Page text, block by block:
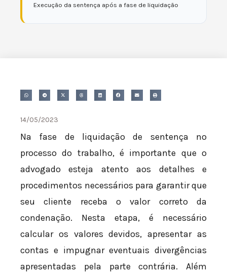
Execução da sentença após a fase de liquidação
14/05/2023
Na fase de liquidação de sentença no
processo do trabalho, é importante que o
advogado esteja atento aos detalhes e
procedimentos necessários para garantir que
seu cliente receba o valor correto da
condenação. Nesta etapa, é necessário
calcular os valores devidos, apresentar as
contas e impugnar eventuais divergências
apresentadas pela parte contrária. Além